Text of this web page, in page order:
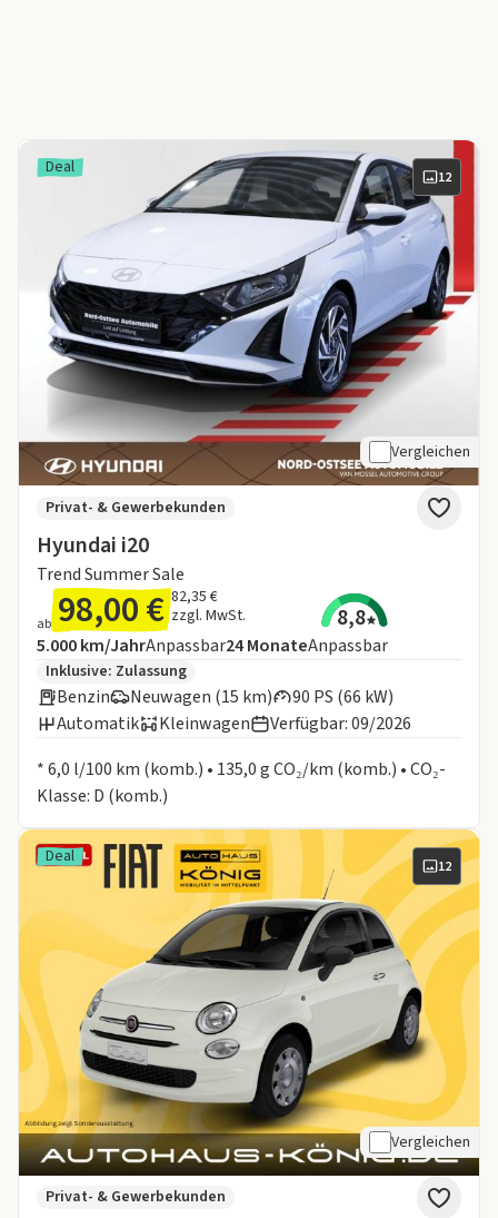
12
Deal
Vergleichen
Hyundai i20
Trend Summer Sale
Privat- & Gewerbekunden
ab 98,00 € 82,35 €
zzgl. MwSt.
8,8
Angebotsdetails:
Inklusive Laufleistung
5.000 km/JahrAnpassbarLaufzeit
24MonateAnpassbar
Zusätzliche Fahrzeuginformationen:
Inklusive: Zulassung
Benzin Neuwagen (15 km)
90 PS (66 kW)
Automatik
Kleinwagen
Verfügbar: 09/2026
* 6,0 l/100 km (komb.) • 135,0 g CO₂/km (komb.) • CO₂-
Klasse: D (komb.)
12
Deal
Vergleichen
Privat- & Gewerbekunden